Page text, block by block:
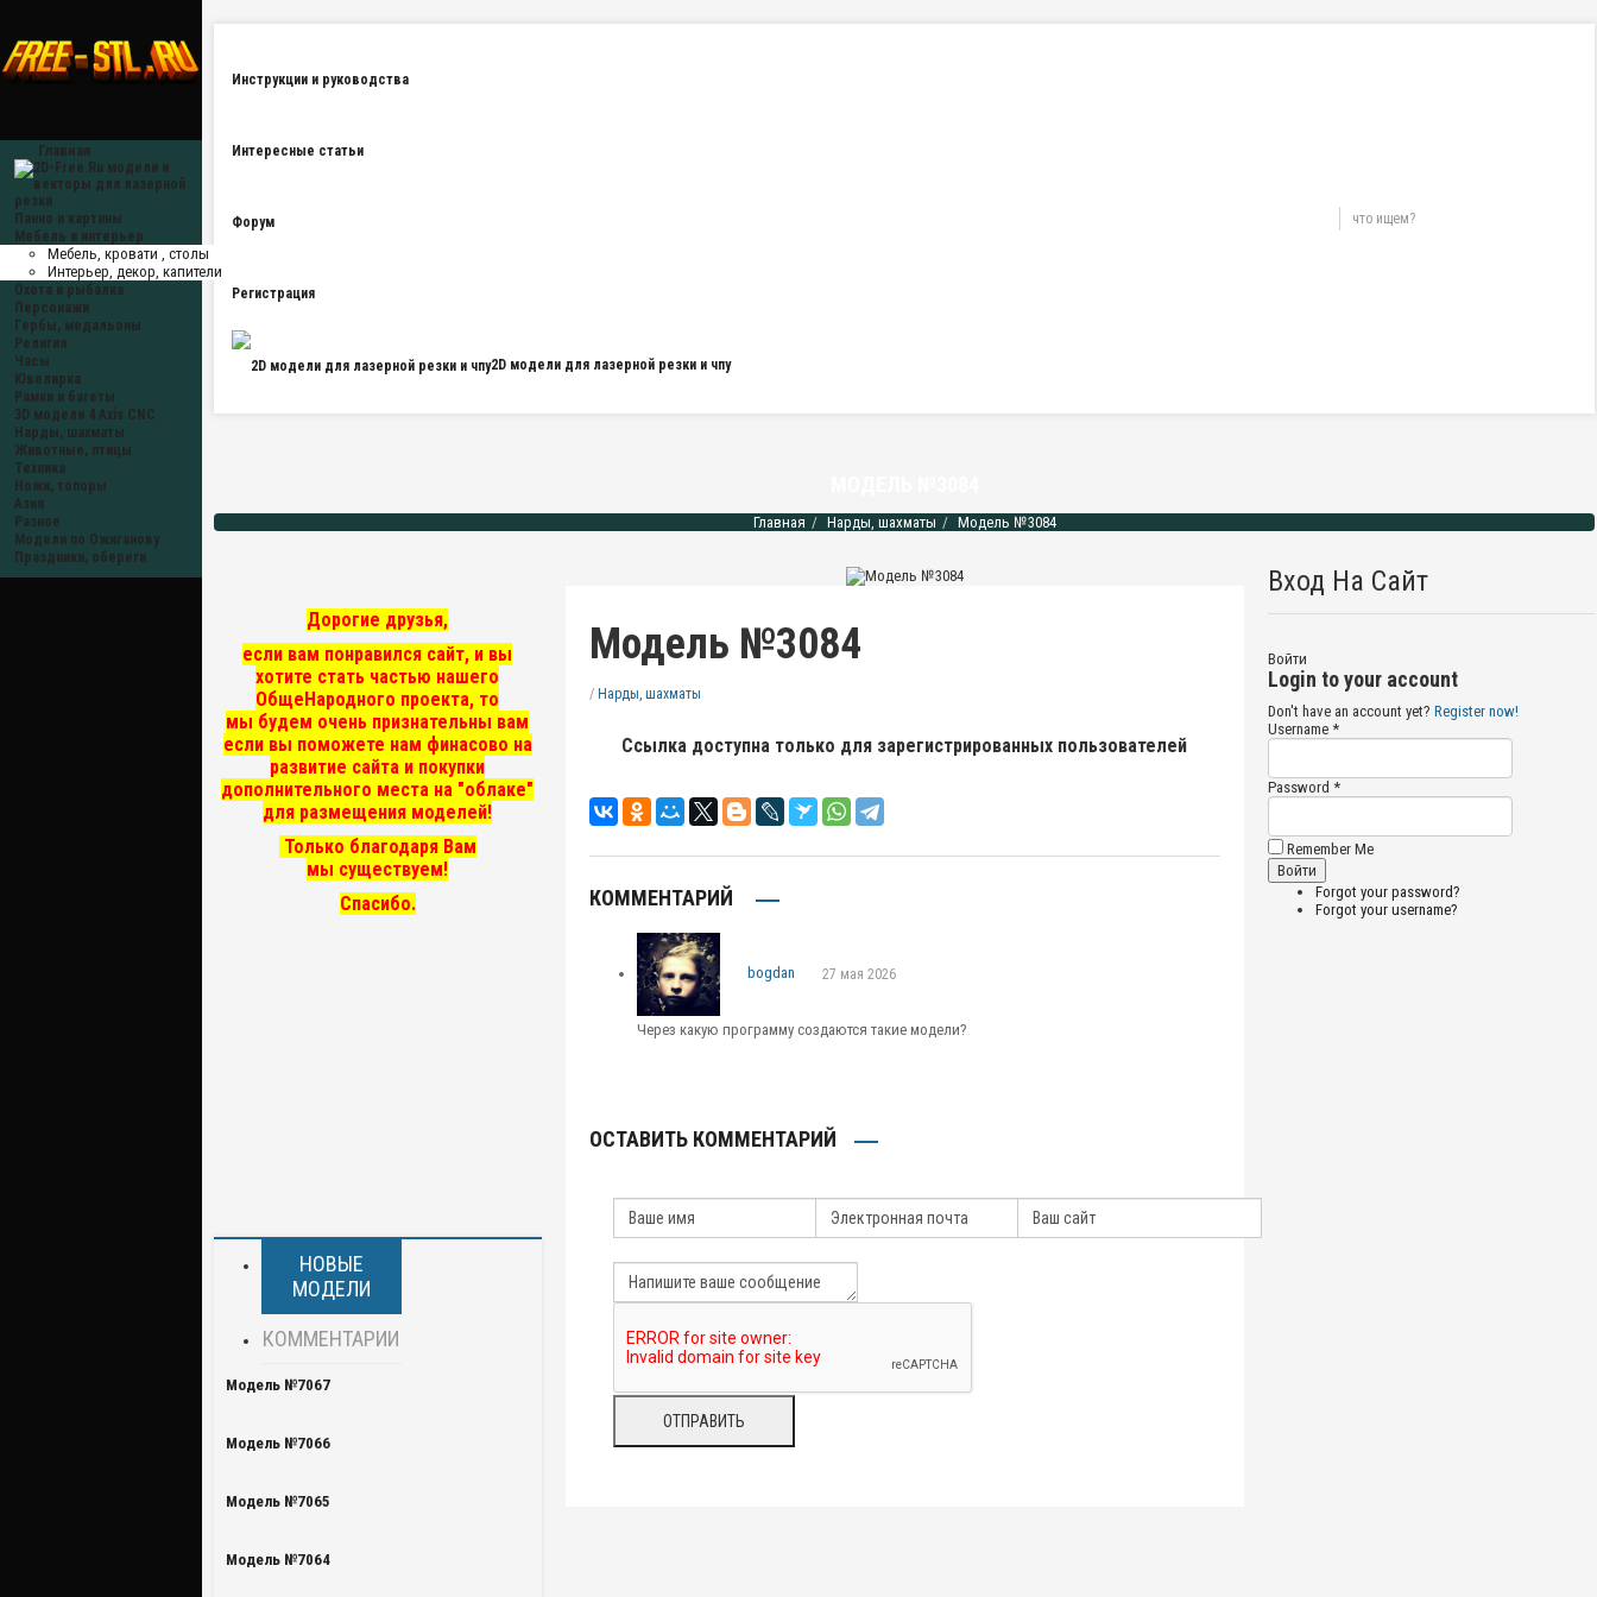
Главная
Панно и картины
Мебель и интерьер
Мебель, кровати , столы
Интерьер, декор, капители
Охота и рыбалка
Персонажи
Гербы, медальоны
Религия
Часы
Ювелирка
Рамки и багеты
3D модели 4 Axis CNC
Нарды, шахматы
Животные, птицы
Техника
Ножи, топоры
Азия
Разное
Модели по Ожиганову
Праздники, обереги
Инструкции и руководства
Интересные статьи
Форум
Регистрация
2D модели для лазерной резки и чпу
Главная Нарды, шахматы Модель №3084
Дорогие друзья,
если вам понравился сайт, и вы
хотите стать частью нашего
ОбщеНародного проекта, то
мы будем очень признательны вам
если вы поможете нам финасово на
развитие сайта и покупки
дополнительного места на "облаке"
для размещения моделей!
Только благодаря Вам
мы существуем!
Спасибо.
НОВЫЕ
МОДЕЛИ
КОММЕНТАРИИ
Модель №7067
Модель №7066
Модель №7065
Модель №7064
Модель №3084
/ Нарды, шахматы
Ссылка доступна только для зарегистрированных пользователей
КОММЕНТАРИЙ
bogdan 27 мая 2026
Через какую программу создаются такие модели?
ОСТАВИТЬ КОММЕНТАРИЙ
Вход На Сайт
Войти
Login to your account
Don't have an account yet? Register now!
Username *
Password *
Remember Me
Forgot your password?
Forgot your username?